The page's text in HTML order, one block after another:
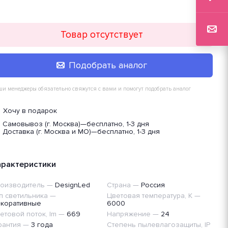
Товар отсутствует
Подобрать аналог
менеджеры обязательно свяжутся с вами и помогут подобрать аналог
Хочу в подарок
Самовывоз (г. Москва)—бесплатно, 1-3 дня
Доставка (г. Москва и МО)—бесплатно, 1-3 дня
— DesignLed Страна — Россия
светильника —
Цветовая температура, K —
6000
поток, lm — 669 Напряжение — 24
— 3 года
Степень пылевлагозащиты, IP